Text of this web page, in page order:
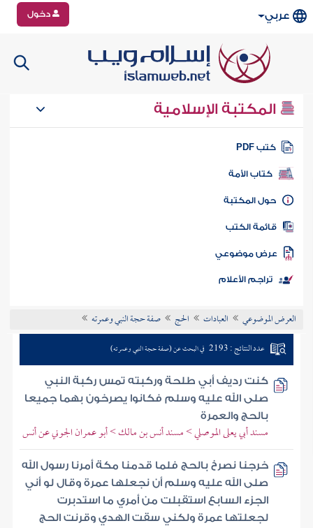
عربي دخول
المكتبة الإسلامية
كتب PDF
كتاب الأمة
المكتبة
الكتب
موضوعي
تراجم الأعلام
العرض الموضوعي العبادات الحج صفة حجة النبي وعمرته
عدد النتائج : 2193 في البحث عن (صفة حجة النبي وعمرته)
كنت رديف أبي طلحة وركبته تمس ركبة النبي
صلى الله عليه وسلم فكانوا يصرخون بهما جميعا
بالحج والعمرة
مسند أبي يعلى الموصلي > مسند أنس بن مالك > أبو عمران الجوني عن أنس
خرجنا نصرخ بالحج فلما قدمنا مكة أمرنا رسول الله
صلى الله عليه وسلم أن نجعلها عمرة وقال لو أني
الجزء السابع استقبلت من أمري ما استدبرت
لجعلتها عمرة ولكني سقت الهدي وقرنت الحج